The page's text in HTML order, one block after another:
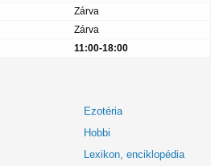
Zárva
Zárva
11:00-18:00
Ezotéria
Hobbi
Lexikon, enciklopédia